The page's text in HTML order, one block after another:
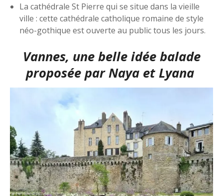
La cathédrale St Pierre qui se situe dans la vieille
ville : cette cathédrale catholique romaine de style
néo-gothique est ouverte au public tous les jours.
Vannes, une belle idée balade
proposée parNaya et Lyana